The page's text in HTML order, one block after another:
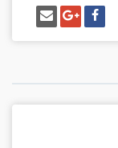
شارك
على
فيسبوك
شارك
على
غوغل
بلس
إرسل
إيميل